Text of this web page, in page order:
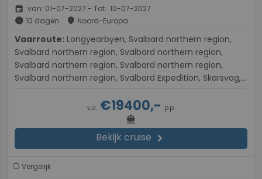
event van: 01-07-2027 - Tot: 10-07-2027
schedule 10 dagen place Noord-Europa
Vaarroute:
Svalbard northern region, Svalbard northern region,
Svalbard northern region, Svalbard northern region,
Svalbard northern region, Svalbard Expedition, Skarsvag,
v.a. €19400,- p.p.
directions_boat
Bekijk cruise chevron_right
Vergelijk